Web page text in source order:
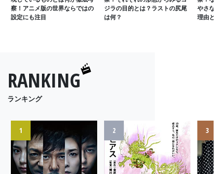
察！アニメ版の世界ならではの
設定にも注目
ジラの目的とは？ラストの尻尾
は何？
やさな
理由とは
RANKING
ランキング
1 2 3